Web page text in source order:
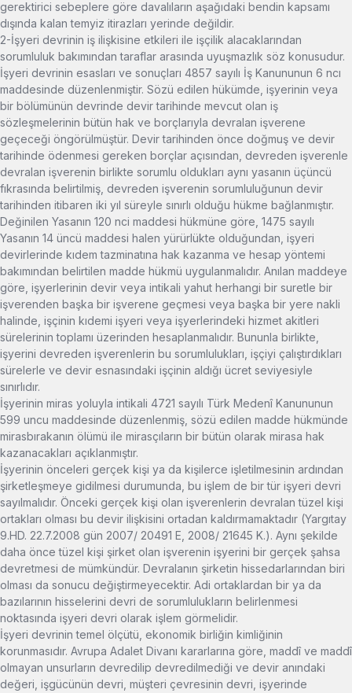
gerektirici sebeplere göre davalıların aşağıdaki bendin kapsamı
dışında kalan temyiz itirazları yerinde değildir.
2-İşyeri devrinin iş ilişkisine etkileri ile işçilik alacaklarından
sorumluluk bakımından taraflar arasında uyuşmazlık söz konusudur.
İşyeri devrinin esasları ve sonuçları 4857 sayılı İş Kanununun 6 ncı
maddesinde düzenlenmiştir. Sözü edilen hükümde, işyerinin veya
bir bölümünün devrinde devir tarihinde mevcut olan iş
sözleşmelerinin bütün hak ve borçlarıyla devralan işverene
geçeceği öngörülmüştür. Devir tarihinden önce doğmuş ve devir
tarihinde ödenmesi gereken borçlar açısından, devreden işverenle
devralan işverenin birlikte sorumlu oldukları aynı yasanın üçüncü
fıkrasında belirtilmiş, devreden işverenin sorumluluğunun devir
tarihinden itibaren iki yıl süreyle sınırlı olduğu hükme bağlanmıştır.
Değinilen Yasanın 120 nci maddesi hükmüne göre, 1475 sayılı
Yasanın 14 üncü maddesi halen yürürlükte olduğundan, işyeri
devirlerinde kıdem tazminatına hak kazanma ve hesap yöntemi
bakımından belirtilen madde hükmü uygulanmalıdır. Anılan maddeye
göre, işyerlerinin devir veya intikali yahut herhangi bir suretle bir
işverenden başka bir işverene geçmesi veya başka bir yere nakli
halinde, işçinin kıdemi işyeri veya işyerlerindeki hizmet akitleri
sürelerinin toplamı üzerinden hesaplanmalıdır. Bununla birlikte,
işyerini devreden işverenlerin bu sorumlulukları, işçiyi çalıştırdıkları
sürelerle ve devir esnasındaki işçinin aldığı ücret seviyesiyle
sınırlıdır.
İşyerinin miras yoluyla intikali 4721 sayılı Türk Medenî Kanununun
599 uncu maddesinde düzenlenmiş, sözü edilen madde hükmünde
mirasbırakanın ölümü ile mirasçıların bir bütün olarak mirasa hak
kazanacakları açıklanmıştır.
İşyerinin önceleri gerçek kişi ya da kişilerce işletilmesinin ardından
şirketleşmeye gidilmesi durumunda, bu işlem de bir tür işyeri devri
sayılmalıdır. Önceki gerçek kişi olan işverenlerin devralan tüzel kişi
ortakları olması bu devir ilişkisini ortadan kaldırmamaktadır (Yargıtay
9.HD. 22.7.2008 gün 2007/ 20491 E, 2008/ 21645 K.). Aynı şekilde
daha önce tüzel kişi şirket olan işverenin işyerini bir gerçek şahsa
devretmesi de mümkündür. Devralanın şirketin hissedarlarından biri
olması da sonucu değiştirmeyecektir. Adi ortaklardan bir ya da
bazılarının hisselerini devri de sorumlulukların belirlenmesi
noktasında işyeri devri olarak işlem görmelidir.
İşyeri devrinin temel ölçütü, ekonomik birliğin kimliğinin
korunmasıdır. Avrupa Adalet Divanı kararlarına göre, maddî ve maddî
olmayan unsurların devredilip devredilmediği ve devir anındaki
değeri, işgücünün devri, müşteri çevresinin devri, işyerinde